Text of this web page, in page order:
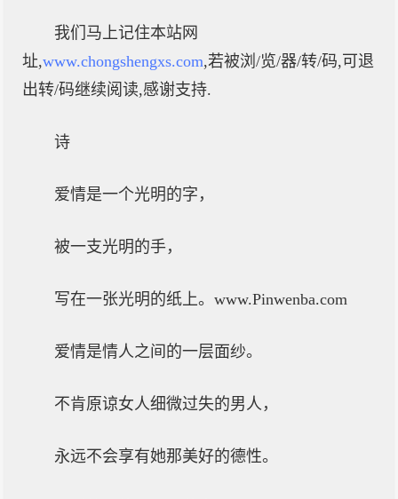
我们马上记住本站网
址,www.chongshengxs.com,若被浏/览/器/转/码,可退
出转/码继续阅读,感谢支持.
诗
爱情是一个光明的字，
被一支光明的手，
写在一张光明的纸上。www.Pinwenba.com
爱情是情人之间的一层面纱。
不肯原谅女人细微过失的男人，
永远不会享有她那美好的德性。